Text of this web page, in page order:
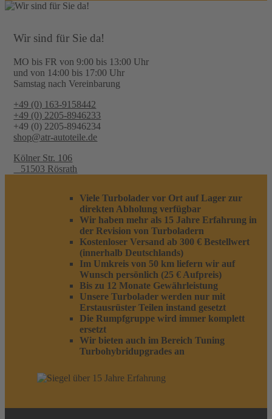
Wir sind für Sie da!
MO bis FR von 9:00 bis 13:00 Uhr
und von 14:00 bis 17:00 Uhr
Samstag nach Vereinbarung
+49 (0) 163-9158442
+49 (0) 2205-8946233
+49 (0) 2205-8946234
shop@atr-autoteile.de
Kölner Str. 106
51503 Rösrath
Viele Turbolader vor Ort auf Lager zur
direkten Abholung verfügbar
Wir haben mehr als 15 Jahre Erfahrung in
der Revision von Turboladern
Kostenloser Versand ab 300 € Bestellwert
(innerhalb Deutschlands)
Im Umkreis von 50 km liefern wir auf
Wunsch persönlich (25 € Aufpreis)
Bis zu 12 Monate Gewährleistung
Unsere Turbolader werden nur mit
Erstausrüster Teilen instand gesetzt
Die Rumpfgruppe wird immer komplett
ersetzt
Wir bieten auch im Bereich Tuning
Turbohybridupgrades an